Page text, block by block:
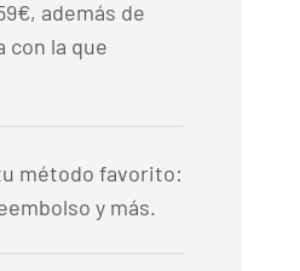
además de
con la que
método favorito:
y más.